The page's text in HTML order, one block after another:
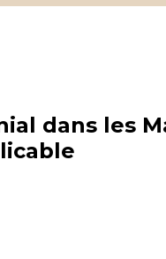
dans les